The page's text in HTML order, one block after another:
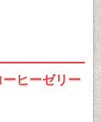
ヒーゼリー